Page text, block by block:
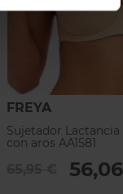
FREYA
Sujetador Lactancia
con aros AA1581